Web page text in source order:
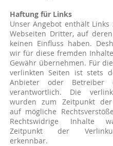
Haftung für Links
Unser Angebot enthält Links
Webseiten Dritter, auf
keinen Einfluss haben.
wir für diese fremden
Gewähr übernehmen. Für
verlinkten Seiten ist stets
Anbieter oder Betreiber
verantwortlich. Die
wurden zum Zeitpunkt
auf mögliche
Rechtswidrige Inhalte
Zeitpunkt der
erkennbar.